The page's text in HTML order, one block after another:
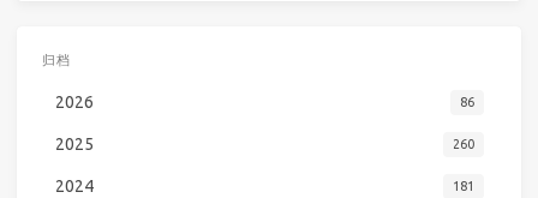
归档
2026 86
2025 260
2024 181